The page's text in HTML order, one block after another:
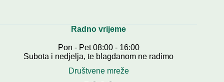
Radno vrijeme
Pon - Pet 08:00 - 16:00
Subota i nedjelja, te blagdanom ne radimo
Društvene mreže